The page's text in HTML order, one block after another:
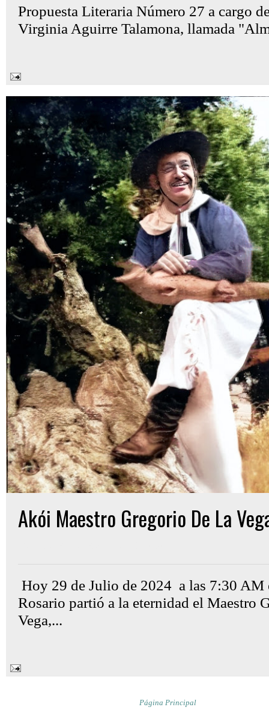
Propuesta Literaria Número 27 a cargo
Virginia Aguirre Talamona, llamada
Akói Maestro Gregorio De La
Hoy 29 de Julio de 2024 a las 7:30 AM
Rosario partió a la eternidad el Maestro
Vega,...
Página Principal